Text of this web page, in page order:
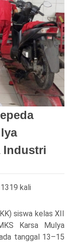
Industri
kali
siswa kelas XII
Karsa Mulya
tanggal 13–15